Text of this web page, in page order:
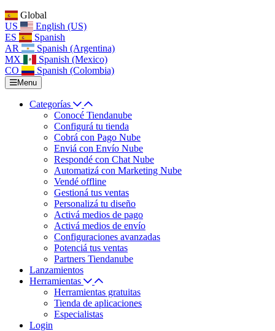
Global
US
English (US)
ES
Spanish
AR
Spanish (Argentina)
MX
Spanish (Mexico)
CO
Spanish (Colombia)
Menu
Categorías
Conocé Tiendanube
Configurá tu tienda
Cobrá con Pago Nube
Enviá con Envío Nube
Respondé con Chat Nube
Automatizá con Marketing Nube
Vendé offline
Gestioná tus ventas
Personalizá tu diseño
Activá medios de pago
Activá medios de envío
Configuraciones avanzadas
Potenciá tus ventas
Partners Tiendanube
Lanzamientos
Herramientas
Herramientas gratuitas
Tienda de aplicaciones
Especialistas
Login